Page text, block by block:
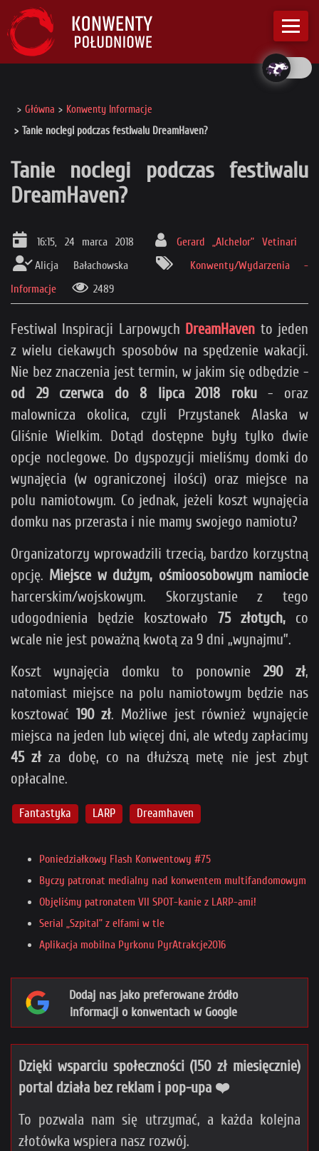
Główna
Konwenty Informacje
Tanie noclegi podczas festiwalu DreamHaven?
Tanie noclegi podczas festiwalu
DreamHaven?
16:15, 24 marca 2018
Gerard „Alchelor” Vetinari
Alicja Bałachowska
Konwenty/Wydarzenia -
Informacje
2489
Festiwal Inspiracji Larpowych DreamHaven to jeden
z wielu ciekawych sposobów na spędzenie wakacji.
Nie bez znaczenia jest termin, w jakim się odbędzie -
od 29 czerwca do 8 lipca 2018 roku- oraz
malownicza okolica, czyli Przystanek Alaska w
Gliśnie Wielkim. Dotąd dostępne były tylko dwie
opcje noclegowe. Do dyspozycji mieliśmy domki do
wynajęcia (w ograniczonej ilości) oraz miejsce na
polu namiotowym. Co jednak, jeżeli koszt wynajęcia
domku nas przerasta i nie mamy swojego namiotu?
Organizatorzy wprowadzili trzecią, bardzo korzystną
opcję. Miejsce w dużym, ośmioosobowym namiocie
harcerskim/wojskowym. Skorzystanie z tego
udogodnienia będzie kosztowało 75 złotych, co
wcale nie jest poważną kwotą za 9 dni „wynajmu”.
Koszt wynajęcia domku to ponownie 290 zł,
natomiast miejsce na polu namiotowym będzie nas
kosztować 190 zł. Możliwe jest również wynajęcie
miejsca na jeden lub więcej dni, ale wtedy zapłacimy
45 złza dobę, co na dłuższą metę nie jest zbyt
opłacalne.
Fantastyka LARP Dreamhaven
Poniedziałkowy Flash Konwentowy #75
Byczy patronat medialny nad konwentem multifandomowym
Objęliśmy patronatem VII SPOT-kanie z LARP-ami!
Serial „Szpital” z elfami w tle
Aplikacja mobilna Pyrkonu PyrAtrakcje2016
Dodaj nas jako preferowane źródło
informacji o konwentach w Google
Dzięki wsparciu społeczności (150 zł miesięcznie)
portal działa bez reklam i pop-upa ❤️
To pozwala nam się utrzymać, a każda kolejna
złotówka wspiera nasz rozwój.